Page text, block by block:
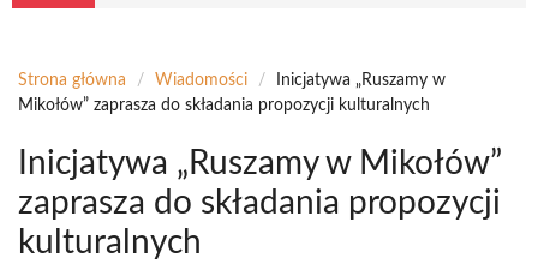
Strona główna / Wiadomości /
Inicjatywa „Ruszamy w
Mikołów” zaprasza do składania propozycji kulturalnych
Inicjatywa „Ruszamy w Mikołów”
zaprasza do składania propozycji
kulturalnych